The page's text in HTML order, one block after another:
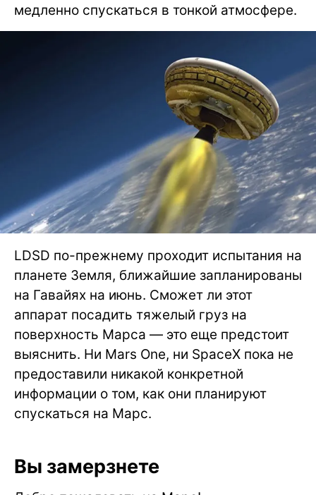
медленно спускаться в тонкой атмосфере.
LDSD по-прежнему проходит испытания на
планете Земля, ближайшие запланированы
на Гавайях на июнь. Сможет ли этот
аппарат посадить тяжелый груз на
поверхность Марса — это еще предстоит
выяснить. Ни Mars One, ни SpaceX пока не
предоставили никакой конкретной
информации о том, как они планируют
спускаться на Марс.
Вы замерзнете